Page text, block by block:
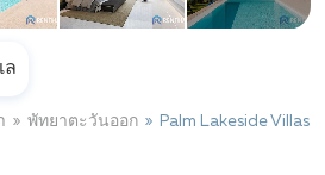
ล
พัทยาตะวันออก Palm Lakeside Villas